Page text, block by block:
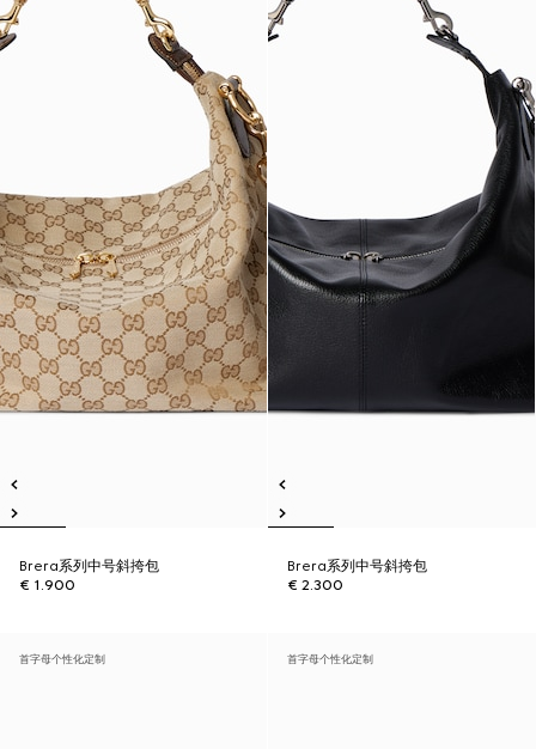
Brera系列中号斜挎包
€ 1.900
Brera系列中号斜挎包
€ 2.300
首字母个性化定制 首字母个性化定制